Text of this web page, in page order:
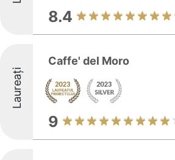
8.4
Laureați
Caffe' del Moro
9